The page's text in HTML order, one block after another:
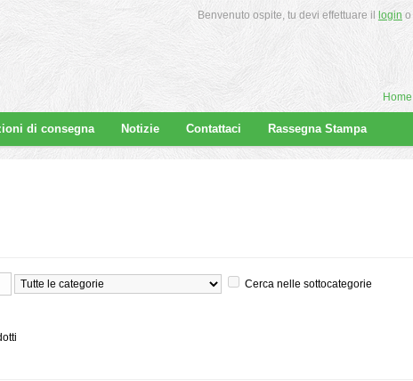
Benvenuto ospite, tu devi effettuare il login o
Home
di consegna Notizie Contattaci Rassegna Stampa
Cerca nelle sottocategorie